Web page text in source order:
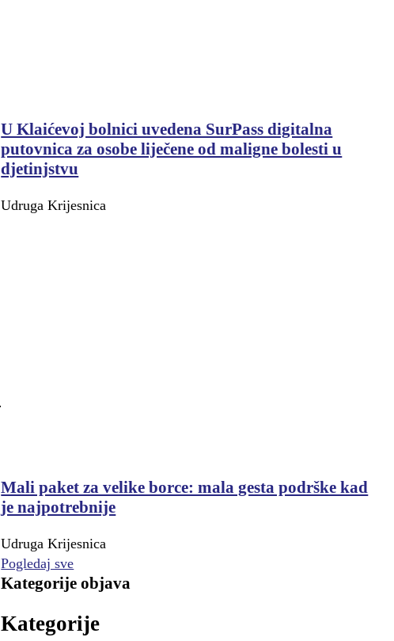
U Klaićevoj bolnici uvedena SurPass digitalna
putovnica za osobe liječene od maligne bolesti u
djetinjstvu
Udruga Krijesnica
Mali paket za velike borce: mala gesta podrške kad
je najpotrebnije
Udruga Krijesnica
Pogledaj sve
Kategorije objava
Kategorije